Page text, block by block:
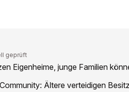
geprüft
Eigenheime, junge Familien
Ältere verteidigen